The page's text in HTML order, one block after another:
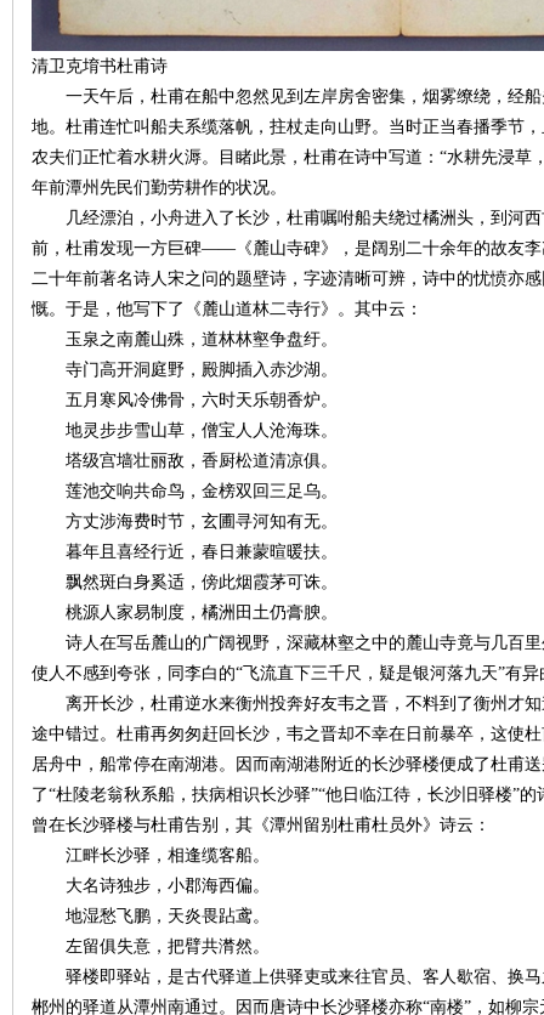
清卫克堉书杜甫诗
一天午后，杜甫在船中忽然见到左岸房舍密集，烟雾缭绕，经船
地。杜甫连忙叫船夫系缆落帆，拄杖走向山野。当时正当春播季节
农夫们正忙着水耕火溽。目睹此景，杜甫在诗中写道：“水耕先浸草
年前潭州先民们勤劳耕作的状况。
几经漂泊，小舟进入了长沙，杜甫嘱咐船夫绕过橘洲头，到河西
前，杜甫发现一方巨碑——《麓山寺碑》，是阔别二十余年的故友
二十年前著名诗人宋之问的题壁诗，字迹清晰可辨，诗中的忧愤亦
慨。于是，他写下了《麓山道林二寺行》。其中云：
玉泉之南麓山殊，道林林壑争盘纡。
寺门高开洞庭野，殿脚插入赤沙湖。
五月寒风冷佛骨，六时天乐朝香炉。
地灵步步雪山草，僧宝人人沧海珠。
塔级宫墙壮丽敌，香厨松道清凉俱。
莲池交响共命鸟，金榜双回三足乌。
方丈涉海费时节，玄圃寻河知有无。
暮年且喜经行近，春日兼蒙暄暖扶。
飘然斑白身奚适，傍此烟霞茅可诛。
桃源人家易制度，橘洲田土仍膏腴。
诗人在写岳麓山的广阔视野，深藏林壑之中的麓山寺竟与几百里
使人不感到夸张，同李白的“飞流直下三千尺，疑是银河落九天”有
离开长沙，杜甫逆水来衡州投奔好友韦之晋，不料到了衡州才知
途中错过。杜甫再匆匆赶回长沙，韦之晋却不幸在日前暴卒，这使
居舟中，船常停在南湖港。因而南湖港附近的长沙驿楼便成了杜甫
了“杜陵老翁秋系船，扶病相识长沙驿”“他日临江待，长沙旧驿楼”
曾在长沙驿楼与杜甫告别，其《潭州留别杜甫杜员外》诗云：
江畔长沙驿，相逢缆客船。
大名诗独步，小郡海西偏。
地湿愁飞鹏，天炎畏跕鸢。
左留俱失意，把臂共潸然。
驿楼即驿站，是古代驿道上供驿吏或来往官员、客人歇宿、换马
郴州的驿道从潭州南通过。因而唐诗中长沙驿楼亦称“南楼”，如柳